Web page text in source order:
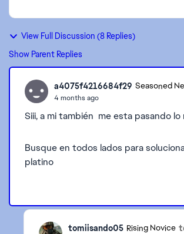
View Full Discussion (8 Replies)
Show Parent Replies
a4075f4216684f29 Seasoned
4 months ago
Siii, a mi también me esta pasando
Busque en todos lados para
platino
tomiisando05 Rising Novice